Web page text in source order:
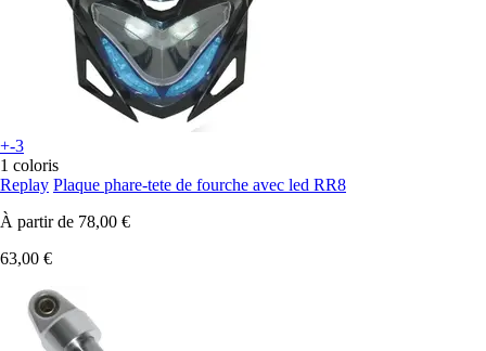
+-3
1 coloris
Replay Plaque phare-tete de fourche avec led RR8
À partir de 78,00 €
63,00 €